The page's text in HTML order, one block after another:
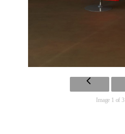
Image 1 of 3